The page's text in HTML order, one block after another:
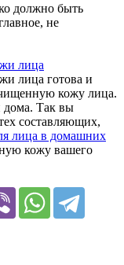
должно быть
не
лица готова и
кожу лица.
дома. Так вы
составляющих,
лица в домашних
кожу вашего